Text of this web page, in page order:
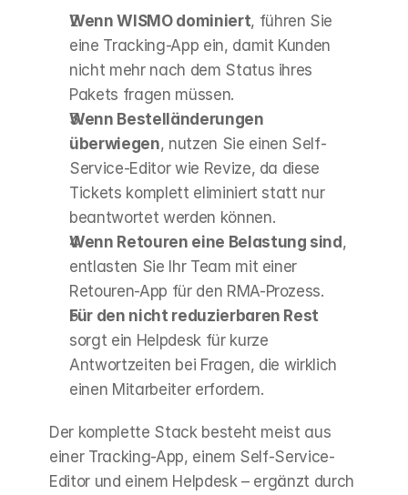
Wenn WISMO dominiert, führen Sie
eine Tracking-App ein, damit Kunden
nicht mehr nach dem Status ihres
Pakets fragen müssen.
Wenn Bestelländerungen
überwiegen, nutzen Sie einen Self-
Service-Editor wie Revize, da diese
Tickets komplett eliminiert statt nur
beantwortet werden können.
Wenn Retouren eine Belastung sind,
entlasten Sie Ihr Team mit einer
Retouren-App für den RMA-Prozess.
Für den nicht reduzierbaren Rest
sorgt ein Helpdesk für kurze
Antwortzeiten bei Fragen, die wirklich
einen Mitarbeiter erfordern.
Der komplette Stack besteht meist aus
einer Tracking-App, einem Self-Service-
Editor und einem Helpdesk – ergänzt durch